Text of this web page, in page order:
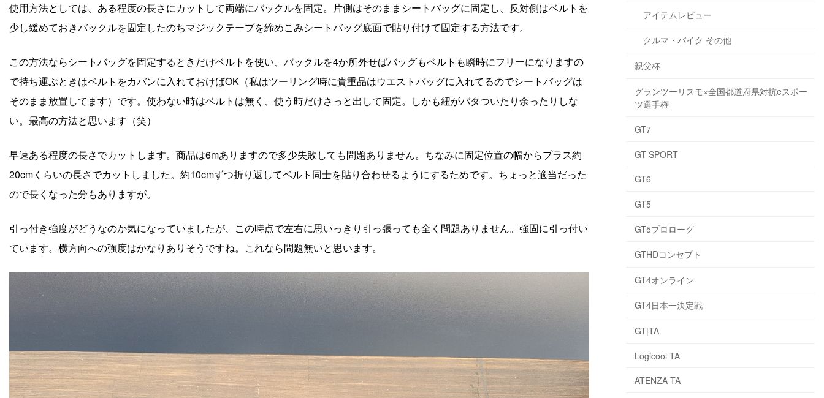
使用方法としては、ある程度の長さにカットして両端にバックルを固定。片側はそのままシートバッグに固定し、反対側はベルトを
少し緩めておきバックルを固定したのちマジックテープを締めこみシートバッグ底面で貼り付けて固定する方法です。
この方法ならシートバッグを固定するときだけベルトを使い、バックルを4か所外せばバッグもベルトも瞬時にフリーになりますの
で持ち運ぶときはベルトをカバンに入れておけばOK（私はツーリング時に貴重品はウエストバッグに入れてるのでシートバッグは
そのまま放置してます）です。使わない時はベルトは無く、使う時だけさっと出して固定。しかも紐がバタついたり余ったりしな
い。最高の方法と思います（笑）
早速ある程度の長さでカットします。商品は6mありますので多少失敗しても問題ありません。ちなみに固定位置の幅からプラス約
20cmくらいの長さでカットしました。約10cmずつ折り返してベルト同士を貼り合わせるようにするためです。ちょっと適当だった
ので長くなった分もありますが。
引っ付き強度がどうなのか気になっていましたが、この時点で左右に思いっきり引っ張っても全く問題ありません。強固に引っ付い
ています。横方向への強度はかなりありそうですね。これなら問題無いと思います。
アイテムレビュー
クルマ・バイク その他
親父杯
グランツーリスモ×全国都道府県対抗eスポー
ツ選手権
GT7
GT SPORT
GT6
GT5
GT5プロローグ
GTHDコンセプト
GT4オンライン
GT4日本一決定戦
GT|TA
Logicool TA
ATENZA TA